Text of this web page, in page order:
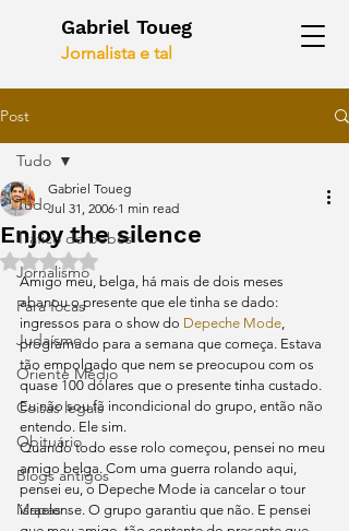
Gabriel Toueg
Jornalista e tal
Post
Tudo
Tráfico de bebês
Jornalismo
Para focas
Judaísmo
Oriente Médio
Coisas legais
Obituário
Blogs antigos
Mapas
Tudo
Enjoy the silence
Gabriel Toueg
Jul 31, 2006 1 min read
Rated NaN out of 5 stars.
Amigo meu, belga, há mais de dois meses
abanou o presente que ele tinha se dado:
ingressos para o show do Depeche Mode,
programado para a semana que começa. Estava
tão empolgado que nem se preocupou com os
quase 100 dólares que o presente tinha custado.
Eu não sou fã incondicional do grupo, então não
entendo. Ele sim.
Quando todo esse rolo começou, pensei no meu
amigo belga. Com uma guerra rolando aqui,
pensei eu, o Depeche Mode ia cancelar o tour
israelense. O grupo garantiu que não. E pensei